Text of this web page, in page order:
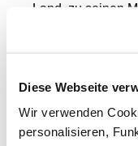
Diese Webseite
Wir verwenden
personalisieren,
Land, zu seinen
Sie waren
betreten, sondern
Brüdern und
Wer waren sie?